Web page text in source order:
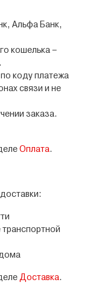
Альфа Банк,
кошелька –
коду платежа
связи и не
заказа.
Оплата.
транспортной
Доставка.